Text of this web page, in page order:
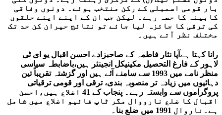
بار قومی اسمبلی کے رکن منتخب ہوئے۔ دونوں وفاقی
کابینہ کا حصہ رہے۔ لیکن جب ان کے اپنے اپنے حلقوں
کی ترقی کا جائزہ لیا جائے تو نتائج حیران کن حد تک
مختلف نظر آتے ہیں۔
رانا کہتا ہےآپا نثار فاطمہ کے صاحبزادے احسن اقبال یو ای ٹی
لاہور کے فارغ التحصیل مکینیکل انجینئر ہیں،باضابطہ سیاسی
منظر نامے میں 1993 سے سامنے آئے ہیں اور گزشتہ تقریباً تین
دہائیوں میں زیادہ تر منصوبہ بندی، ترقی اور قومی ترقیاتی
پروگراموں سے وابستہ رہے۔ پنجاب کے 41 اضلاع ہیں،احسن
اقبال کا ضلع نارووال مگر ٹاپ فائیو اضلاع میں شامل
ہے۔ناروال 1991 میں ضلع بنا۔